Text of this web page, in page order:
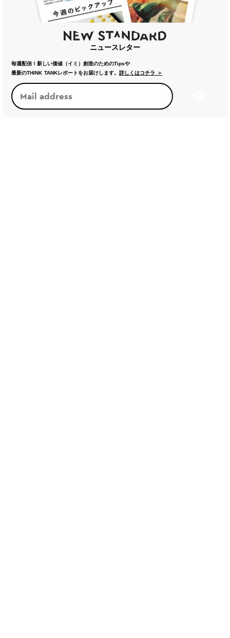
ニュースレター
毎週配信！新しい価値（イミ）創造のためのTipsや
最新のTHINK TANKレポートをお届けします。 詳しくはコチラ ＞